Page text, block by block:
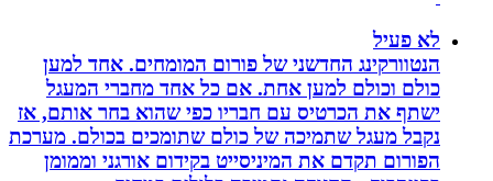
לא פעיל
הנטוורקינג החדשני של פורום המומחים. אחד למען
כולם וכולם למען אחת. אם כל אחד מחברי המעגל
ישתף את הכרטיס עם חבריו כפי שהוא בחר אותם, אז
נקבל מעגל שתמיכה של כולם שתומכים בכולם. מערכת
הפורום תקדם את המיניסייט בקידום אורגני וממומן